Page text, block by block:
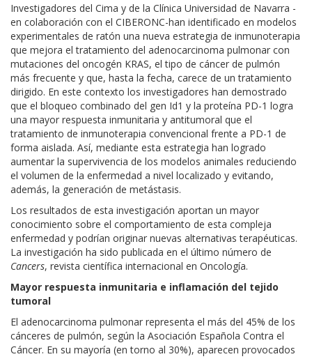
Investigadores del Cima y de la Clínica Universidad de Navarra -
en colaboración con el CIBERONC-han identificado en modelos
experimentales de ratón una nueva estrategia de inmunoterapia
que mejora el tratamiento del adenocarcinoma pulmonar con
mutaciones del oncogén KRAS, el tipo de cáncer de pulmón
más frecuente y que, hasta la fecha, carece de un tratamiento
dirigido. En este contexto los investigadores han demostrado
que el bloqueo combinado del gen Id1 y la proteína PD-1 logra
una mayor respuesta inmunitaria y antitumoral que el
tratamiento de inmunoterapia convencional frente a PD-1 de
forma aislada. Así, mediante esta estrategia han logrado
aumentar la supervivencia de los modelos animales reduciendo
el volumen de la enfermedad a nivel localizado y evitando,
además, la generación de metástasis.
Los resultados de esta investigación aportan un mayor
conocimiento sobre el comportamiento de esta compleja
enfermedad y podrían originar nuevas alternativas terapéuticas.
La investigación ha sido publicada en el último número de
Cancers, revista científica internacional en Oncología.
Mayor respuesta inmunitaria e inflamación del tejido
tumoral
El adenocarcinoma pulmonar representa el más del 45% de los
cánceres de pulmón, según la Asociación Española Contra el
Cáncer. En su mayoría (en torno al 30%), aparecen provocados